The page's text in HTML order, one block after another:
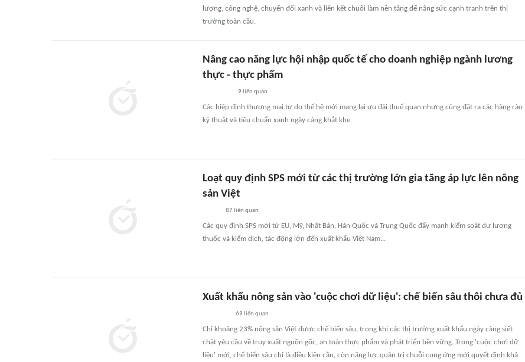
lượng, công nghệ, chuyển đổi xanh và liên kết chuỗi làm nền tảng để nâng sức cạnh tranh trên thị
trường toàn cầu.
Nâng cao năng lực hội nhập quốc tế cho doanh nghiệp ngành lương
thực - thực phẩm
9 liên quan
Các hiệp định thương mại tự do thế hệ mới mang lại ưu đãi thuế quan nhưng cũng đặt ra các hàng rào
kỹ thuật và tiêu chuẩn xanh ngày càng khắt khe.
Loạt quy định SPS mới từ các thị trường lớn gia tăng áp lực lên nông
sản Việt
87liên quan
Các quy định SPS mới từ EU, Mỹ, Nhật Bản, Hàn Quốc và Trung Quốc đẩy mạnh kiểm soát dư lượng
thuốc và kiểm dịch, tác động lớn đến xuất khẩu Việt Nam...
Xuất khẩu nông sản vào 'cuộc chơi dữ liệu': chế biến sâu thôi chưa đủ
69 liên quan
Chỉ khoảng 23% nông sản Việt được chế biến sâu, trong khi các thị trường xuất khẩu ngày càng siết
chặt yêu cầu về truy xuất nguồn gốc, an toàn thực phẩm và phát triển bền vững. Trong 'cuộc chơi dữ
liệu' mới, chế biến sâu chỉ là điều kiện cần, còn năng lực quản trị chuỗi cung ứng mới quyết định khả